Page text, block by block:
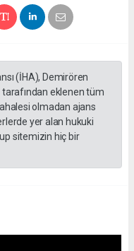
(İHA), Demirören
tarafından eklenen tüm
olmadan ajans
yer alan hukuki
sitemizin hiç bir